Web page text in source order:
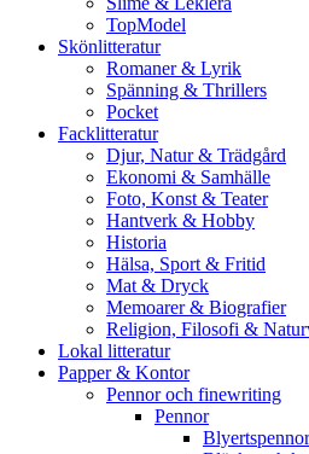
TopModel
Skönlitteratur
Romaner & Lyrik
Spänning & Thrillers
Pocket
Facklitteratur
Djur, Natur & Trädgård
Ekonomi & Samhälle
Foto, Konst & Teater
Hantverk & Hobby
Historia
Hälsa, Sport & Fritid
Mat & Dryck
Memoarer & Biografier
Religion, Filosofi &
Lokal litteratur
Papper & Kontor
Pennor och finewriting
Pennor
Blyertspennor